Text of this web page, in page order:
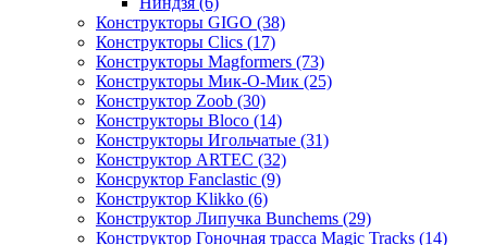
Конструкторы GIGO (38)
Конструкторы Clics (17)
Конструкторы Magformers (73)
Конструкторы Мик-О-Мик (25)
Конструктор Zoob (30)
Конструкторы Bloco (14)
Конструкторы Игольчатые (31)
Конструктор ARTEC (32)
Консруктор Fanclastic (9)
Конструктор Klikko (6)
Конструктор Липучка Bunchems (29)
Конструктор Гоночная трасса Magic Tracks (14)